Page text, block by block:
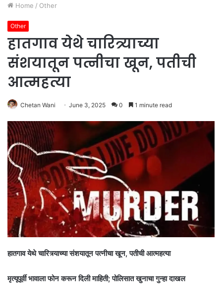
Home / Other
Other
हातगाव येथे चारित्र्याच्या
संशयातून पत्नीचा खून, पतीची
आत्महत्या
Chetan Wani June 3, 2025 0 1 minute read
हातगाव येथे चारित्र्याच्या संशयातून पत्नीचा खून, पतीची आत्महत्या
मृत्यूपूर्वी भावाला फोन करून दिली माहिती; पोलिसात खुनाचा गुन्हा दाखल